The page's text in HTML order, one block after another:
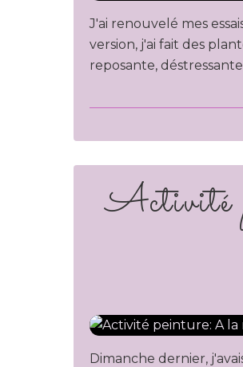
J'ai renouvelé mes
version, j'ai fait des
reposante,
Activité
Dimanche dernier,